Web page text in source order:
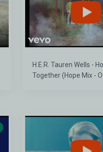
H.E.R. Tauren Wells - Hold Us
Together (Hope Mix -